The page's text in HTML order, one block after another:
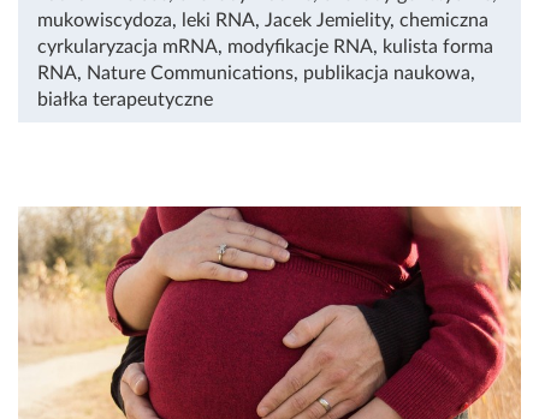
mukowiscydoza, leki RNA, Jacek Jemielity, chemiczna
cyrkularyzacja mRNA, modyfikacje RNA, kulista forma
RNA, Nature Communications, publikacja naukowa,
białka terapeutyczne